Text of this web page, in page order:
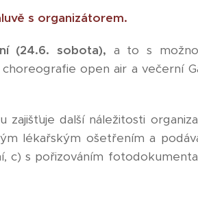
s organizátorem.
(24.6. sobota), a to s
open air a večerní
další náležitosti
lékařským ošetřením a
c) s pořizováním